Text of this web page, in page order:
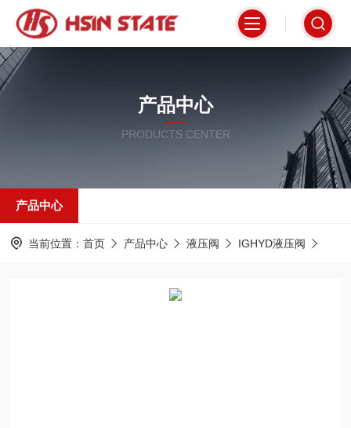
产品中心
PRODUCTS CENTER
产品中心
当前位置： 首页 产品中心 液压阀 IGHYD液压阀